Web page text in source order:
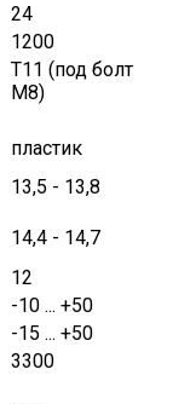
24
1200
T11 (под болт
М8)
пластик
13,5 - 13,8
14,4 - 14,7
12
-10 ... +50
-15 ... +50
3300